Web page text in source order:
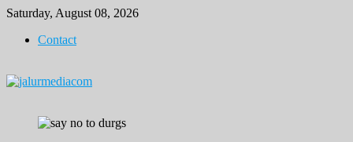
Skip
content
Saturday, August 08, 2026
Contact